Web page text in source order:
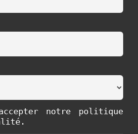
notre politique